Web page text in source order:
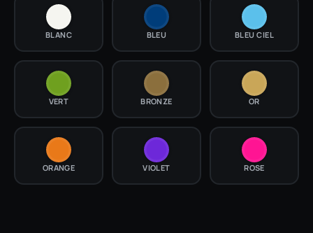
BLANC BLEU BLEU CIEL
VERT BRONZE OR
ORANGE VIOLET ROSE